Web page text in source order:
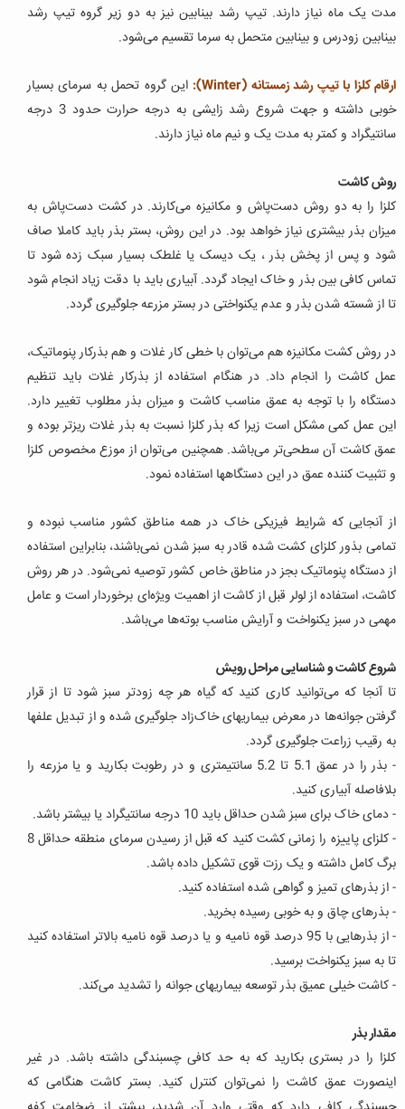
مدت یک ماه نیاز دارند. تیپ رشد بینابین نیز به دو زیر گروه تیپ رشد
بینابین زودرس و بینابین متحمل به سرما تقسیم می‌شود.
ارقام کلزا با تیپ رشد زمستانه (Winter):
این گروه تحمل به سرمای بسیار
خوبی داشته و جهت شروع رشد زایشی به درجه حرارت حدود 3 درجه
سانتیگراد و کمتر به مدت یک و نیم ماه نیاز دارند.
روش کاشت
کلزا را به دو روش دست‌پاش و مکانیزه می‌کارند. در کشت دست‌پاش به
میزان بذر بیشتری نیاز خواهد بود. در این روش، بستر بذر باید کاملا صاف
شود و پس از پخش بذر ، یک دیسک یا غلطک بسیار سبک زده شود تا
تماس کافی بین بذر و خاک ایجاد گردد. آبیاری باید با دقت زیاد انجام شود
تا از شسته شدن بذر و عدم یکنواختی در بستر مزرعه جلوگیری گردد.
در روش کشت مکانیزه هم می‌توان با خطی کار غلات و هم بذرکار پنوماتیک،
عمل کاشت را انجام داد. در هنگام استفاده از بذرکار غلات باید تنظیم
دستگاه را با توجه به عمق مناسب کاشت و میزان بذر مطلوب تغییر دارد.
این عمل کمی مشکل است زیرا که بذر کلزا نسبت به بذر غلات ریزتر بوده و
عمق کاشت آن سطحی‌تر می‌باشد. همچنین می‌توان از موزع مخصوص کلزا
و تثبیت کننده عمق در این دستگاهها استفاده نمود.
از آنجایی که شرایط فیزیکی خاک در همه مناطق کشور مناسب نبوده و
تمامی بذور کلزای کشت شده قادر به سبز شدن نمی‌باشند، بنابراین استفاده
از دستگاه پنوماتیک بجز در مناطق خاص کشور توصیه نمی‌شود. در هر روش
کاشت، استفاده از لولر قبل از کاشت از اهمیت ویژه‌ای برخوردار است و عامل
مهمی در سبز یکنواخت و آرایش مناسب بوته‌ها می‌باشد.
شروع کاشت و شناسایی مراحل رویش
تا آنجا که می‌توانید کاری کنید که گیاه هر چه زودتر سبز شود تا از قرار
گرفتن جوانه‌ها در معرض بیماریهای خاک‌زاد جلوگیری شده و از تبدیل علفها
به رقیب زراعت جلوگیری گردد.
- بذر را در عمق 5.1 تا 5.2 سانتیمتری و در رطوبت بکارید و یا مزرعه را
بلافاصله آبیاری کنید.
- دمای خاک برای سبز شدن حداقل باید 10 درجه سانتیگراد یا بیشتر باشد.
- کلزای پاییزه را زمانی کشت کنید که قبل از رسیدن سرمای منطقه حداقل 8
برگ کامل داشته و یک رزت قوی تشکیل داده باشد.
- از بذرهای تمیز و گواهی شده استفاده کنید.
- بذرهای چاق و به خوبی رسیده بخرید.
- از بذرهایی با 95 درصد قوه نامیه و یا درصد قوه نامیه بالاتر استفاده کنید
تا به سبز یکنواخت برسید.
- کاشت خیلی عمیق بذر توسعه بیماریهای جوانه را تشدید می‌کند.
مقدار بذر
کلزا را در بستری بکارید که به حد کافی چسبندگی داشته باشد. در غیر
اینصورت عمق کاشت را نمی‌توان کنترل کنید. بستر کاشت هنگامی که